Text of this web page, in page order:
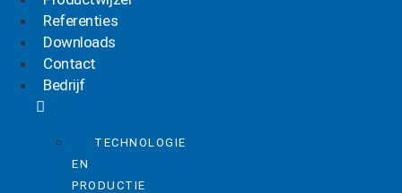
Referenties
Downloads
Contact
Bedrijf
TECHNOLOGIE
EN
PRODUCTIE